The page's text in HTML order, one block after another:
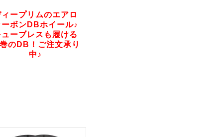
ープリムのエアロ
ーボンDBホイール♪
ーブレスも履ける
のDB！ご注文承り
中♪